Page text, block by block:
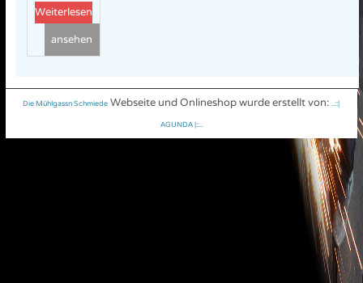
Weiterlesen
ansehen
Die Mühlgassn Schmiede Webseite und Onlineshop wurde erstellt von:..::|
AGUNDA |::..